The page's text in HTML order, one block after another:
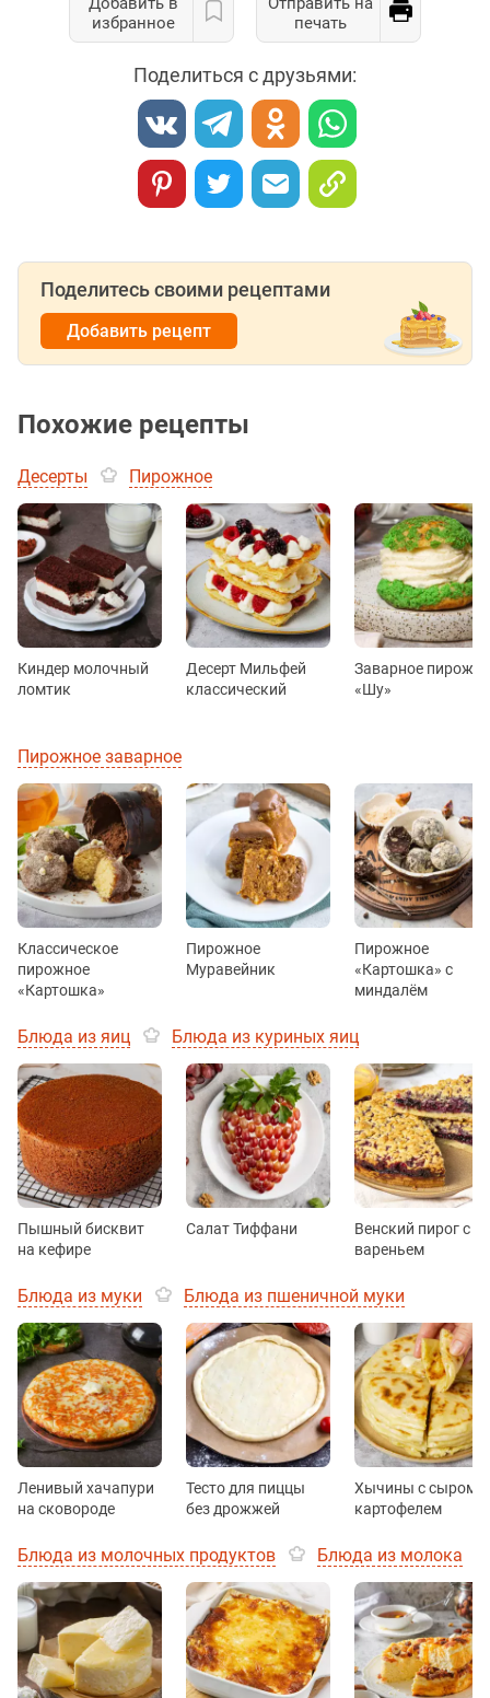
избранное
печать
Поделиться с друзьями:
Поделитесь своими рецептами
Добавить рецепт
Похожие рецепты
Десерты Пирожное
Киндер молочный
ломтик
Десерт Мильфей
классический
Заварное
«Шу»
Пирожное заварное
Классическое
пирожное
«Картошка»
Пирожное
Муравейник
Пирожное
«Картошка» с
миндалём
Блюда из яиц Блюда из куриных яиц
Пышный бисквит
на кефире
Салат Тиффани
Венский пирог с
вареньем
Блюда из муки Блюда из пшеничной муки
Ленивый хачапури
на сковороде
Тесто для пиццы
без дрожжей
Хычины с сыром и
картофелем
Блюда из молочных продуктов Блюда из молока